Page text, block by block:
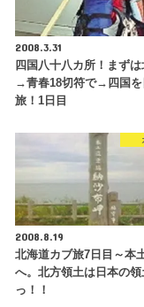
2008.3.31
四国八十八カ所！まず
→青春18切符で→四国を
旅！1日目
2008.8.19
北海道カブ旅7日目～本
へ。北方領土は日本の
っ！！